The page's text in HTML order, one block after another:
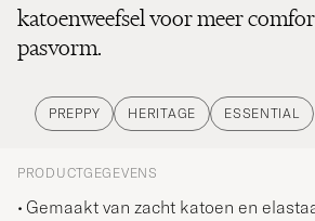
katoenweefsel voor meer
pasvorm.
PREPPY HERITAGE ESSENTIAL
PRODUCTGEGEVENS
Gemaakt van zacht katoen en